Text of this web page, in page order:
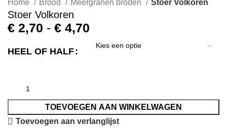
Home Brood Meergranen broden Stoer Volkoren
Stoer Volkoren
€ 2,70 - € 4,70
HEEL OF HALF
TOEVOEGEN AAN WINKELWAGEN
Toevoegen aan verlanglijst